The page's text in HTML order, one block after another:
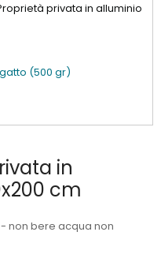
privata in alluminio
(500 gr)
in
cm
non bere acqua non